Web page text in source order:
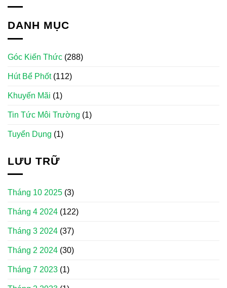
DANH MỤC
Góc Kiến Thức (288)
Hút Bể Phốt(112)
Khuyến Mãi (1)
Tin Tức Môi Trường (1)
Tuyển Dụng (1)
LƯU TRỮ
Tháng 10 2025 (3)
Tháng 4 2024 (122)
Tháng 3 2024 (37)
Tháng 2 2024 (30)
Tháng 7 2023 (1)